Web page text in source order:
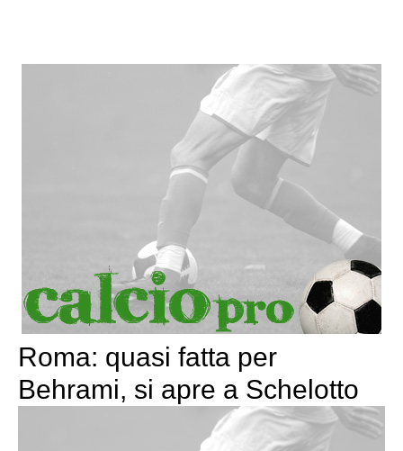
Roma: quasi fatta per
Behrami, si apre a Schelotto